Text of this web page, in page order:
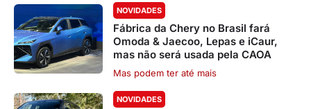
NOVIDADES
Fábrica da Chery no Brasil fará
Omoda & Jaecoo, Lepas e iCaur,
mas não será usada pela CAOA
Mas podem ter até mais
NOVIDADES